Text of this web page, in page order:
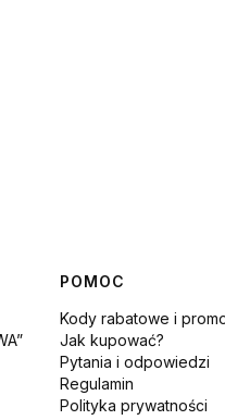
POMOC
Kody rabatowe i
Jak kupować?
Pytania i odpowiedzi
Regulamin
Polityka prywatności